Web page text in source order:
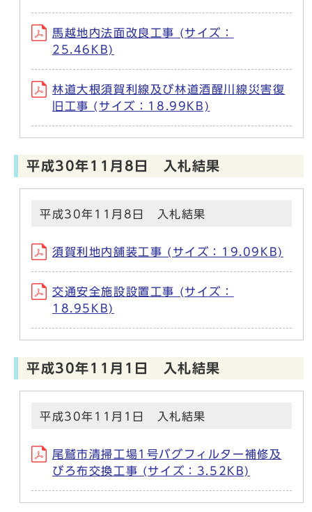
馬越地内法面改良工事 (サイズ：
25.46KB)
林道大根須賀利線及び林道酒醒川線災害復
旧工事 (サイズ：18.99KB)
平成30年11月8日 入札結果
平成30年11月8日 入札結果
須賀利地内舗装工事 (サイズ：19.09KB)
交通安全施設設置工事 (サイズ：
18.95KB)
平成30年11月1日 入札結果
平成30年11月1日 入札結果
尾鷲市清掃工場1号バグフィルター補修及
びろ布交換工事 (サイズ：3.52KB)